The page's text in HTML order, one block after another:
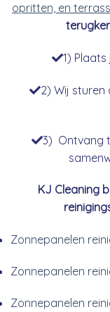
opritten, en
1)
2) Wij
3) Ontvang
KJ Cleaning
Zonnepanelen
Zonnepanelen
Zonnepanelen